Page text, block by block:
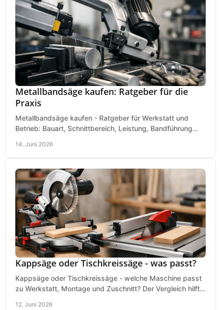
Metallbandsäge kaufen: Ratgeber für die
Praxis
Metallbandsäge kaufen - Ratgeber für Werkstatt und
Betrieb: Bauart, Schnittbereich, Leistung, Bandführung
14. Juni 2026
Kappsäge oder Tischkreissäge - was passt?
Kappsäge oder Tischkreissäge - welche Maschine passt
zu Werkstatt, Montage und Zuschnitt? Der Vergleich hilft
12. Juni 2026